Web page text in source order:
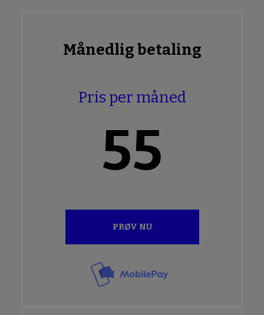
Månedlig betaling
Pris per måned
55
PRØV NU